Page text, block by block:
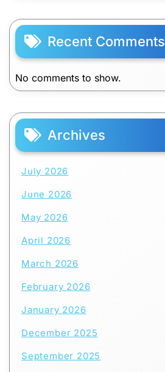
Recent Comments
No comments to show.
Archives
July 2026
June 2026
May 2026
April 2026
March 2026
February 2026
January 2026
December 2025
September 2025